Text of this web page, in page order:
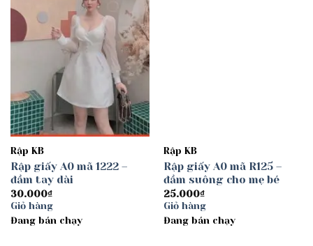
Rập KB
Rập giấy A0 mã 1222 –
đầm tay dài
30.000₫
Giỏ hàng
Đang bán chạy
Rập KB
Rập giấy A0 mã R125 –
đầm suông cho mẹ bé
25.000₫
Giỏ hàng
Đang bán chạy